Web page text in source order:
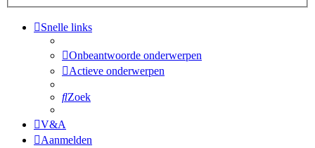
Snelle links
Onbeantwoorde onderwerpen
Actieve onderwerpen
Zoek
V&A
Aanmelden